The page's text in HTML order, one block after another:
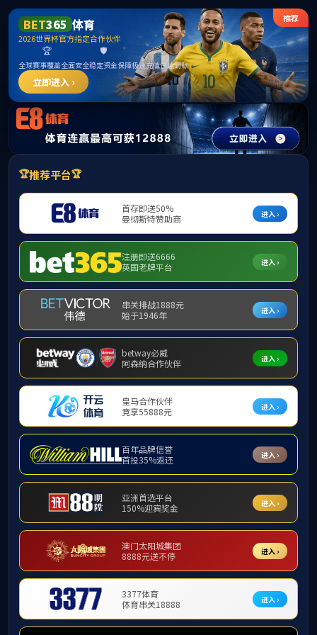
betway·必威(西汉姆联)官方网站-West Ham United
公司概况 团队力量
人才招聘
招生信息
就业政策
人才招
中国人民
中国联通
青春华彩
招聘信息
平安人寿
招聘信息
上海浦
版权
地址：北京市